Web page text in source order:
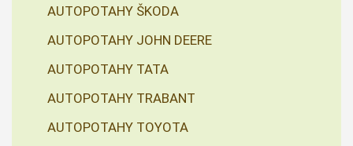
AUTOPOTAHY ŠKODA
AUTOPOTAHY JOHN DEERE
AUTOPOTAHY TATA
AUTOPOTAHY TRABANT
AUTOPOTAHY TOYOTA